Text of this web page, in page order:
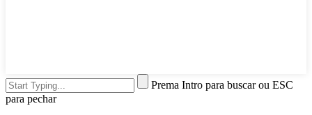
Prema Intro para buscar ou ESC
para pechar